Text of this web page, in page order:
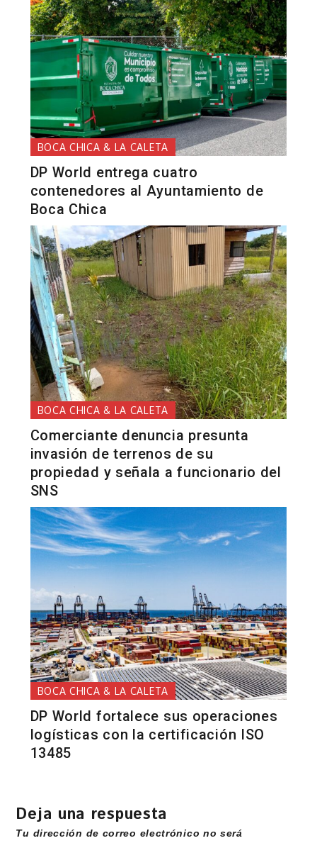
BOCA CHICA & LA CALETA
DP World entrega cuatro
contenedores al Ayuntamiento de
Boca Chica
BOCA CHICA & LA CALETA
Comerciante denuncia presunta
invasión de terrenos de su
propiedad y señala a funcionario del
SNS
BOCA CHICA & LA CALETA
DP World fortalece sus operaciones
logísticas con la certificación ISO
13485
Deja una respuesta
Tu dirección de correo electrónico no será